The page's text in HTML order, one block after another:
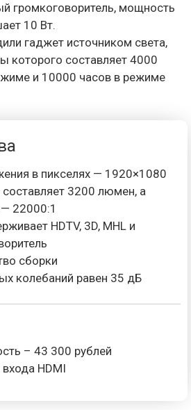
громкоговоритель, мощность
10 Вт.
гаджет источником света,
которого составляет 4000
и 10000 часов в режиме
в пикселях — 1920×1080
3200 люмен, а
— 22000:1
HDTV, 3D, MHL и
сборки
колебаний равен 35 дБ
– 43 300 рублей
HDMI